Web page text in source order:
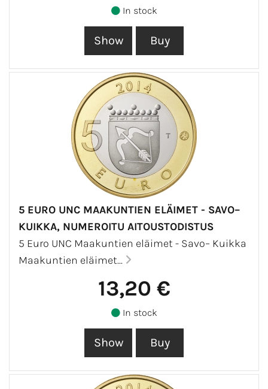
In stock
5 EURO UNC MAAKUNTIEN ELÄIMET - SAVO–
KUIKKA, NUMEROITU AITOUSTODISTUS
5 Euro UNC Maakuntien eläimet - Savo– Kuikka
Maakuntien eläimet...
13,20 €
In stock